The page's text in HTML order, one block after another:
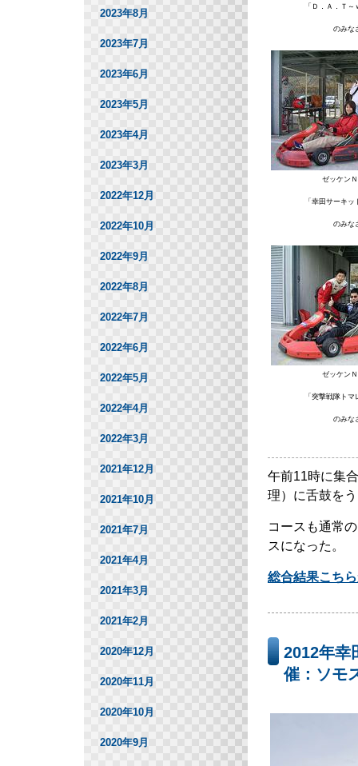
「Ｄ．Ａ．Ｔ
のみな
ゼッケン
「幸田サーキ
のみな
ゼッケン
「突撃戦隊ト
のみな
午前11時に集
理）に舌鼓を
コースも通常
スになった。
総合結果こち
2012年幸
催：ソモ
2023年8月
2023年7月
2023年6月
2023年5月
2023年4月
2023年3月
2022年12月
2022年10月
2022年9月
2022年8月
2022年7月
2022年6月
2022年5月
2022年4月
2022年3月
2021年12月
2021年10月
2021年7月
2021年4月
2021年3月
2021年2月
2020年12月
2020年11月
2020年10月
2020年9月